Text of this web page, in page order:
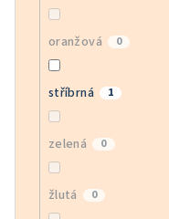
oranžová 0
stříbrná 1
zelená 0
žlutá 0